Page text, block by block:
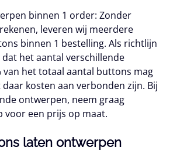
binnen 1 order: Zonder
leveren wij meerdere
binnen 1 bestelling. Als richtlijn
het aantal verschillende
van het totaal aantal buttons mag
kosten aan verbonden zijn. Bij
ontwerpen, neem graag
voor een prijs op maat.
laten ontwerpen